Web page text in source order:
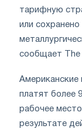
тарифную
или
сообщает The
Американские
платят более
рабочее
результате